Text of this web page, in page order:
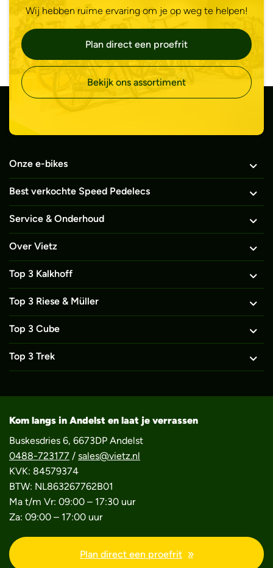
Wij hebben ruime ervaring om je op weg te helpen!
Plan direct een proefrit
Bekijk ons assortiment
Onze e-bikes
Best verkochte Speed Pedelecs
Service & Onderhoud
Over Vietz
Top 3 Kalkhoff
Top 3 Riese & Müller
Top 3 Cube
Top 3 Trek
Kom langs in Andelst en laat je verrassen
Buskesdries 6, 6673DP Andelst
0488-723177 / sales@vietz.nl
KVK: 84579374
BTW: NL863267762B01
Ma t/m Vr: 09:00 – 17:30 uur
Za: 09:00 – 17:00 uur
Plan direct een proefrit